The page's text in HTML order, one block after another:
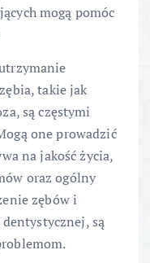
mogą pomóc
takie jak
są częstymi
one prowadzić
na jakość życia,
oraz ogólny
zębów i
są